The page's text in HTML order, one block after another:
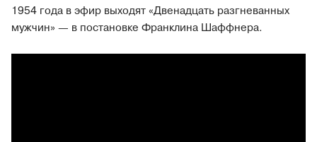
1954 года в эфир выходят «Двенадцать разгневанных
мужчин» — в постановке Франклина Шаффнера.